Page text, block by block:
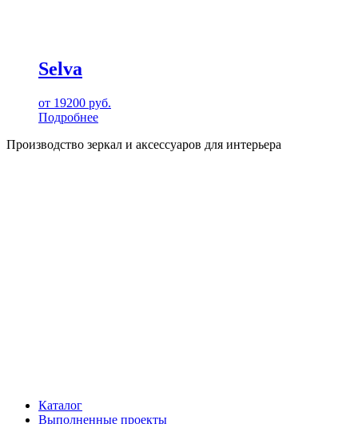
Selva
от 19200 руб.
Подробнее
Производство зеркал и аксессуаров для интерьера
Каталог
Выполненные проекты